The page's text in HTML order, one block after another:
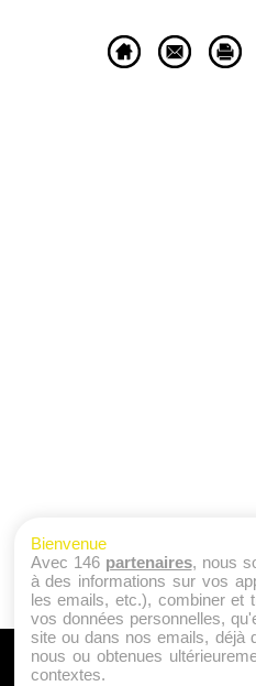
A
Bienvenue
Avec 146 partenaires, nous
à des informations sur vos
les emails, etc.), combiner et
vos données personnelles,
site ou dans nos emails, déjà
nous ou obtenues
contextes.